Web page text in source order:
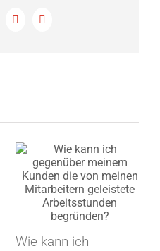
LinkedInEmail
Wie kann ich